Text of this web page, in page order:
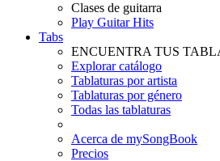
Clases de guitarra
Play Guitar Hits
Tabs
ENCUENTRA TUS
Explorar catálogo
Tablaturas por artista
Tablaturas por género
Todas las tablaturas
Acerca de mySongBook
Precios